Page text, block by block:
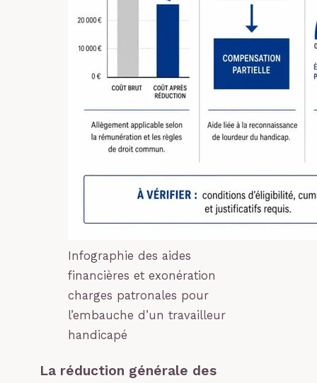
Infographie des aides
financières et exonération
charges patronales pour
l’embauche d’un travailleur
handicapé
La réduction générale des